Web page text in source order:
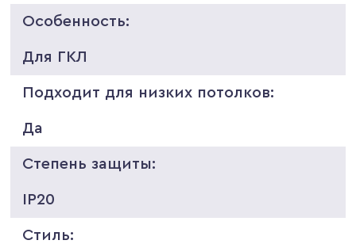
Особенность:
Для ГКЛ
Подходит для низких потолков:
Да
Степень защиты:
IP20
Стиль: